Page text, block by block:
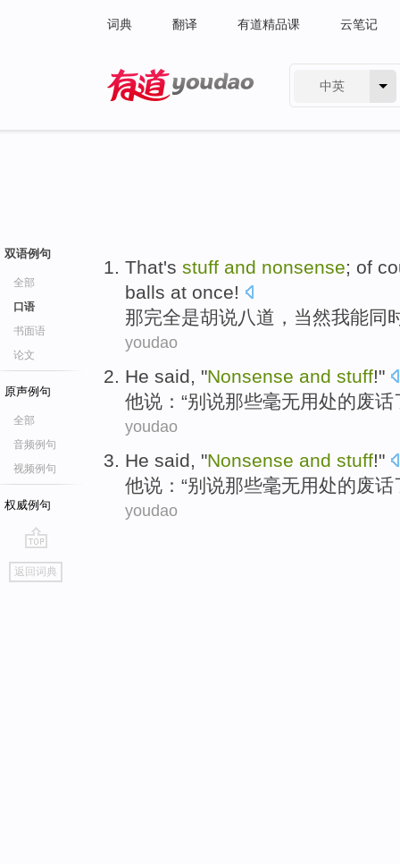
词典 翻译 有道精品课 云笔记
中英
双语例句
全部
口语
书面语
论文
原声例句
全部
音频例句
视频例句
权威例句
go
top
返回词典
That's stuff and nonsense; of
balls at once!
那完全是胡说八道 ， 当然我能同
youdao
He said, "Nonsense and stuff!"
他说 ：“别说那些毫无用处的废话
youdao
He said , "Nonsense and stuff!"
他说 ：“别说那些毫无用处的废话
youdao